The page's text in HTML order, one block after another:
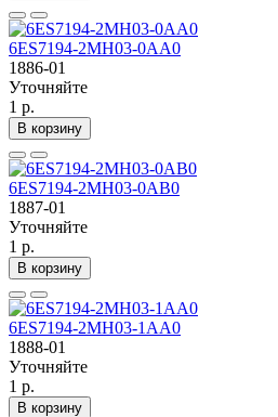
6ES7194-2MH03-0AA0
1886-01
Уточняйте
1 р.
В корзину
6ES7194-2MH03-0AB0
1887-01
Уточняйте
1 р.
В корзину
6ES7194-2MH03-1AA0
1888-01
Уточняйте
1 р.
В корзину